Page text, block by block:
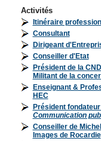
Activités
Itinéraire
Consultant
Dirigeant
Conseiller d'Etat
Président de la
Militant de la
Enseignant &
HEC
Président
Communication
Conseiller de
Images de Rocardie